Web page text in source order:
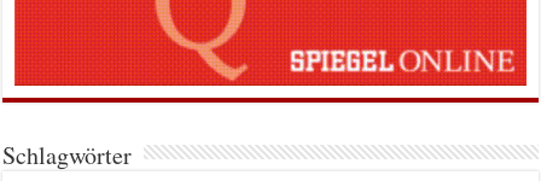
Schlagwörter